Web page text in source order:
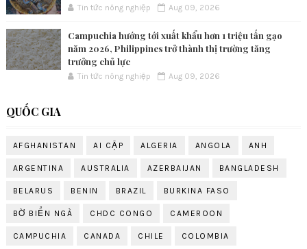
Tin tức nông nghiệp Aug 09, 2026
Campuchia hướng tới xuất khẩu hơn 1 triệu tấn gạo
năm 2026, Philippines trở thành thị trường tăng
trưởng chủ lực
Tin tức nông nghiệp Aug 09, 2026
QUỐC GIA
AFGHANISTAN AI CẬP ALGERIA ANGOLA ANH
ARGENTINA AUSTRALIA AZERBAIJAN BANGLADESH
BELARUS BENIN BRAZIL BURKINA FASO
BỜ BIỂN NGÀ CHDC CONGO CAMEROON
CAMPUCHIA CANADA CHILE COLOMBIA